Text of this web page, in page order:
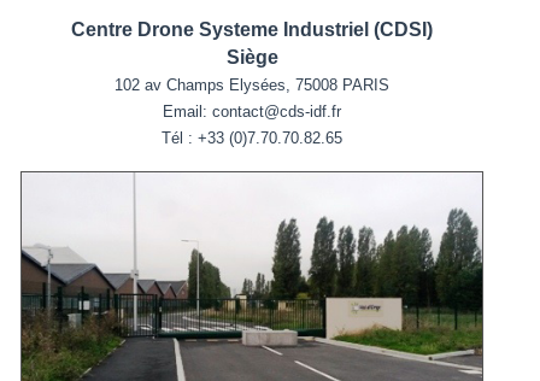
Centre Drone Systeme Industriel (CDSI)
Siège
102 av Champs Elysées, 75008 PARIS
Email: contact@cds-idf.fr
Tél : +33 (0)7.70.70.82.65